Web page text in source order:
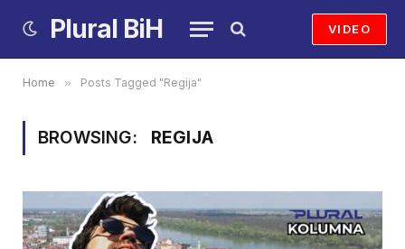
Plural BiH VIDEO
Home » Posts Tagged "Regija"
BROWSING: REGIJA